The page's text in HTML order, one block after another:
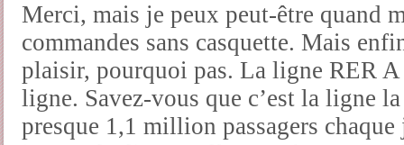
Merci, mais je peux peut-être quand
commandes sans casquette. Mais
plaisir, pourquoi pas. La ligne RER A
ligne. Savez-vous que c’est la ligne
presque 1,1 million passagers